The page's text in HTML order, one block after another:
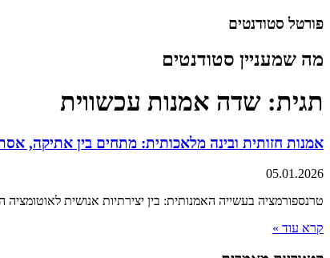
דלג
פורטל סטודנטים
מה שמעניין סטודנטים
תגית: שדה אמנות עכשווית
אמנות חזותית ובינה מלאכותית: מתחים בין אתיקה,
05.01.2026
טרנספורמציה בעשייה האמנותית: בין יצירתיות אנושית
קרא עוד »